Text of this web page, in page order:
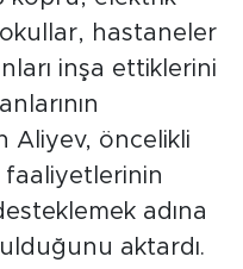
köprü, elektrik
hastaneler
inşa ettiklerini
Aliyev, öncelikli
faaliyetlerinin
adına